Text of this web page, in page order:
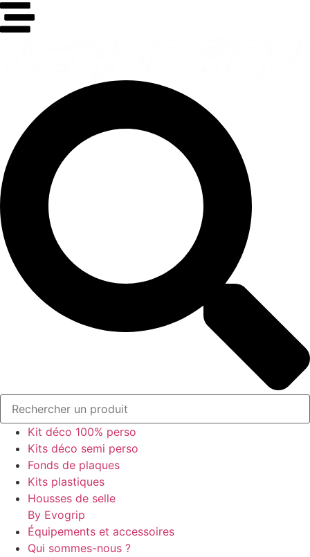
Kit déco 100% perso
Kits déco semi perso
Fonds de plaques
Kits plastiques
Housses de selle
By Evogrip
Équipements et accessoires
Qui sommes-nous ?